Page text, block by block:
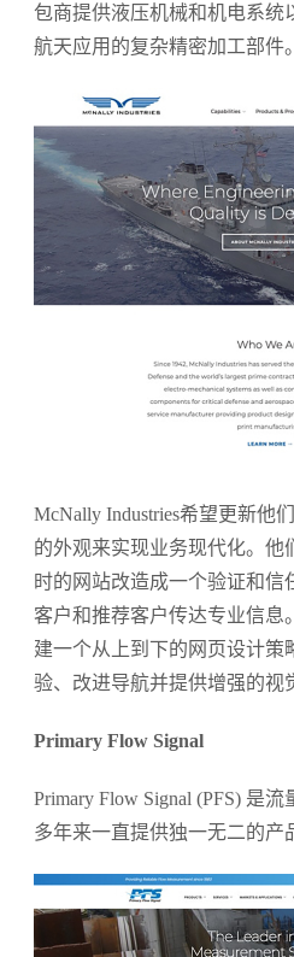
包商提供液压机械和机电系统
航天应用的复杂精密加工部件。
McNally Industries希望更新他
的外观来实现业务现代化。他
时的网站改造成一个验证和信
客户和推荐客户传达专业信息
建一个从上到下的网页设计策
验、改进导航并提供增强的视
Primary Flow Signal
Primary Flow Signal (PFS) 是
多年来一直提供独一无二的产